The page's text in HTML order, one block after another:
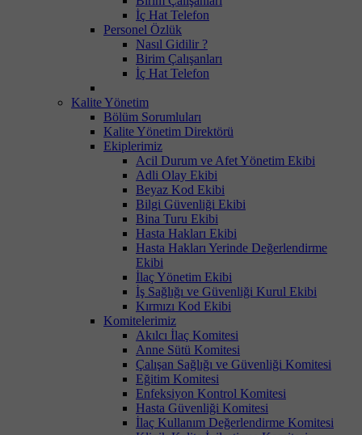
İç Hat Telefon
Personel Özlük
Nasıl Gidilir ?
Birim Çalışanları
İç Hat Telefon
Kalite Yönetim
Bölüm Sorumluları
Kalite Yönetim Direktörü
Ekiplerimiz
Acil Durum ve Afet Yönetim Ekibi
Adli Olay Ekibi
Beyaz Kod Ekibi
Bilgi Güvenliği Ekibi
Bina Turu Ekibi
Hasta Hakları Ekibi
Hasta Hakları Yerinde Değerlendirme
Ekibi
İlaç Yönetim Ekibi
İş Sağlığı ve Güvenliği Kurul Ekibi
Kırmızı Kod Ekibi
Komitelerimiz
Akılcı İlaç Komitesi
Anne Sütü Komitesi
Çalışan Sağlığı ve Güvenliği Komitesi
Eğitim Komitesi
Enfeksiyon Kontrol Komitesi
Hasta Güvenliği Komitesi
İlaç Kullanım Değerlendirme Komitesi